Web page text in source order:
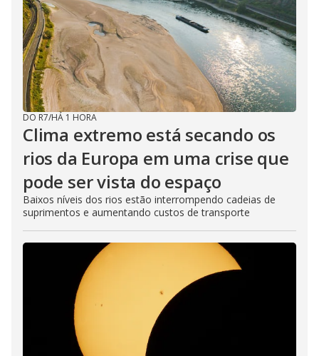
DO R7/HÁ 1 HORA
Clima extremo está secando os
rios da Europa em uma crise que
pode ser vista do espaço
Baixos níveis dos rios estão interrompendo cadeias de
suprimentos e aumentando custos de transporte